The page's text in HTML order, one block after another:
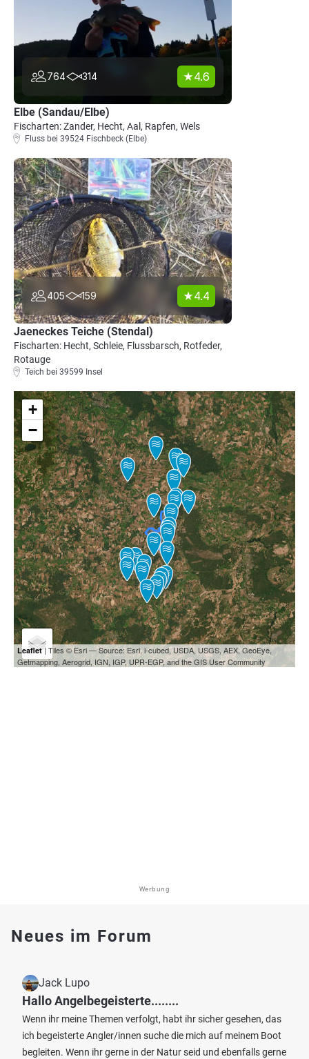
764 314 4.6
Elbe (Sandau/Elbe)
Fischarten: Zander, Hecht, Aal, Rapfen, Wels
Fluss bei 39524 Fischbeck (Elbe)
405 159 4.4
Jaeneckes Teiche (Stendal)
Fischarten: Hecht, Schleie, Flussbarsch, Rotfeder,
Rotauge
Teich bei 39599 Insel
+
−
Leaflet| Tiles © Esri — Source: Esri, i-cubed, USDA, USGS, AEX, GeoEye,
Getmapping, Aerogrid, IGN, IGP, UPR-EGP, and the GIS User Community
Werbung
Neues im Forum
Jack Lupo
Hallo Angelbegeisterte........
Wenn ihr meine Themen verfolgt, habt ihr sicher gesehen, das
ich begeisterte Angler/innen suche die mich auf meinem Boot
begleiten. Wenn ihr gerne in der Natur seid und ebenfalls gerne